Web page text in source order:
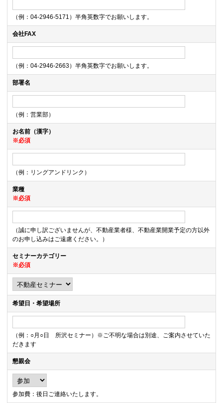
（例：04-2946-5171）半角英数字でお願いします。
会社FAX
（例：04-2946-2663）半角英数字でお願いします。
部署名
（例：営業部）
お名前（漢字）
※必須
（例：リングアンドリンク）
業種
※必須
（誠に申し訳ございませんが、不動産業者様、不動産業開業予定の方以外
のお申し込みはご遠慮ください。）
セミナーカテゴリー
※必須
希望日・希望場所
（例：○月○日 所沢セミナー）※ご不明な場合は別途、ご案内させていた
だきます
懇親会
参加費：後日ご連絡いたします。